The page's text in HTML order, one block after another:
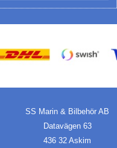
SS Marin & Bilbehör AB
Datavägen 63
436 32 Askim